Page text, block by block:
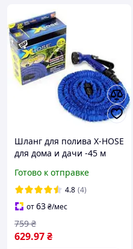
Шланг для полива X-HOSE
для дома и дачи -45 м
подарок!
Готово к отправке
4.8 (4)
от63₴/мес
629.97₴
759 ₴